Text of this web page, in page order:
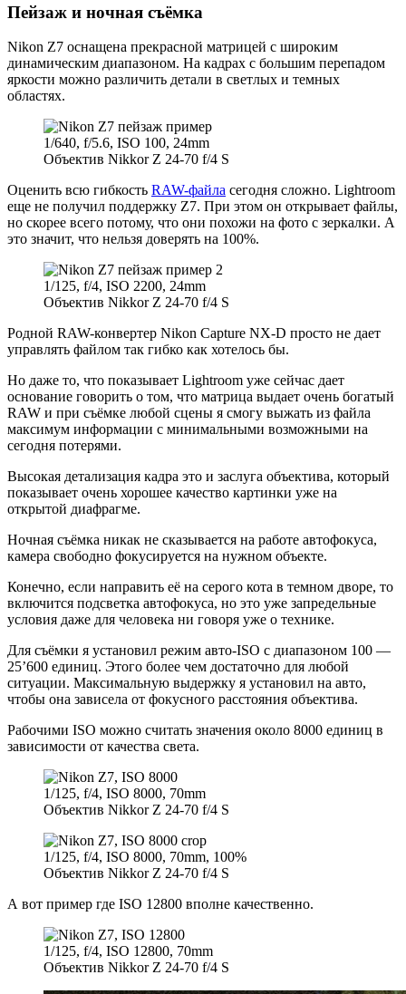
Пейзаж и ночная съёмка
Nikon Z7 оснащена прекрасной матрицей с широким
динамическим диапазоном. На кадрах с большим перепадом
яркости можно различить детали в светлых и темных
областях.
1/640, f/5.6, ISO 100, 24mm
Объектив Nikkor Z 24-70 f/4 S
Оценить всю гибкость RAW-файла сегодня сложно. Lightroom
еще не получил поддержку Z7. При этом он открывает файлы,
но скорее всего потому, что они похожи на фото с зеркалки. А
это значит, что нельзя доверять на 100%.
1/125, f/4, ISO 2200, 24mm
Объектив Nikkor Z 24-70 f/4 S
Родной RAW-конвертер Nikon Capture NX-D просто не дает
управлять файлом так гибко как хотелось бы.
Но даже то, что показывает Lightroom уже сейчас дает
основание говорить о том, что матрица выдает очень богатый
RAW и при съёмке любой сцены я смогу выжать из файла
максимум информации с минимальными возможными на
сегодня потерями.
Высокая детализация кадра это и заслуга объектива, который
показывает очень хорошее качество картинки уже на
открытой диафрагме.
Ночная съёмка никак не сказывается на работе автофокуса,
камера свободно фокусируется на нужном объекте.
Конечно, если направить её на серого кота в темном дворе, то
включится подсветка автофокуса, но это уже запредельные
условия даже для человека ни говоря уже о технике.
Для съёмки я установил режим авто-ISO с диапазоном 100 —
25’600 единиц. Этого более чем достаточно для любой
ситуации. Максимальную выдержку я установил на авто,
чтобы она зависела от фокусного расстояния объектива.
Рабочими ISO можно считать значения около 8000 единиц в
зависимости от качества света.
1/125, f/4, ISO 8000, 70mm
Объектив Nikkor Z 24-70 f/4 S
1/125, f/4, ISO 8000, 70mm, 100%
Объектив Nikkor Z 24-70 f/4 S
А вот пример где ISO 12800 вполне качественно.
1/125, f/4, ISO 12800, 70mm
Объектив Nikkor Z 24-70 f/4 S